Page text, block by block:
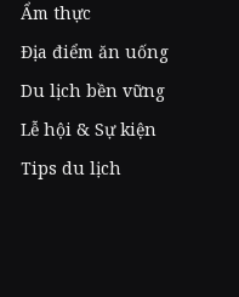
Ẩm thực
Địa điểm ăn uống
Du lịch bền vững
Lễ hội & Sự kiện
Tips du lịch